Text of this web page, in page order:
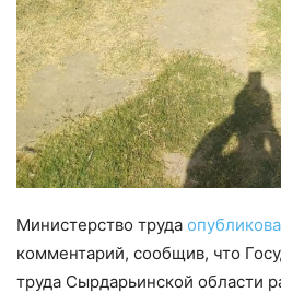
Министерство труда
комментарий, сообщив, что
труда Сырдарьинской области